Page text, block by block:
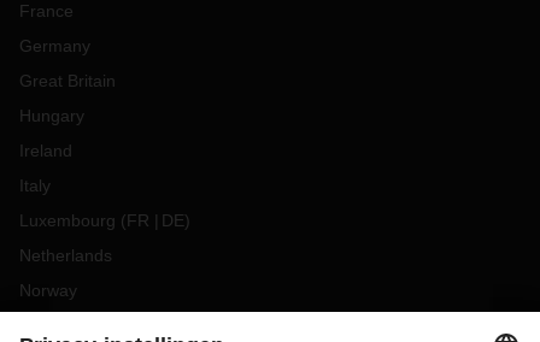
France
Germany
Great Britain
Hungary
Ireland
Italy
Luxembourg (FR DE)
Netherlands
Norway